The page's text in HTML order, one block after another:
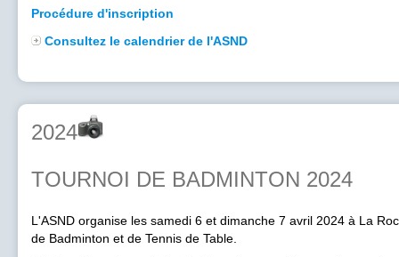
Procédure d'inscription
Consultez le calendrier de l'ASND
2024
TOURNOI DE BADMINTON 2024
L'ASND organise les samedi 6 et dimanche 7 avril 2024 à La
de Badminton et de Tennis de Table.